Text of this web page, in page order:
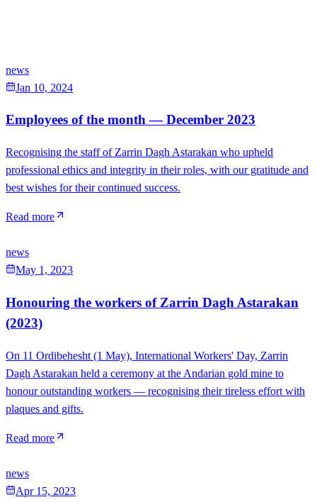
news
Jan 10, 2024
Employees of the month — December 2023
Recognising the staff of Zarrin Dagh Astarakan who upheld
professional ethics and integrity in their roles, with our gratitude and
best wishes for their continued success.
Read more
news
May 1, 2023
Honouring the workers of Zarrin Dagh Astarakan
(2023)
On 11 Ordibehesht (1 May), International Workers' Day, Zarrin
Dagh Astarakan held a ceremony at the Andarian gold mine to
honour outstanding workers — recognising their tireless effort with
plaques and gifts.
Read more
news
Apr 15, 2023